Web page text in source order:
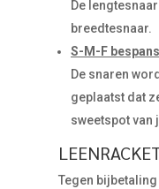
De
breedtesnaar.
S-M-F
De snaren
geplaatst dat
sweetspot van
Tegen bijbetaling